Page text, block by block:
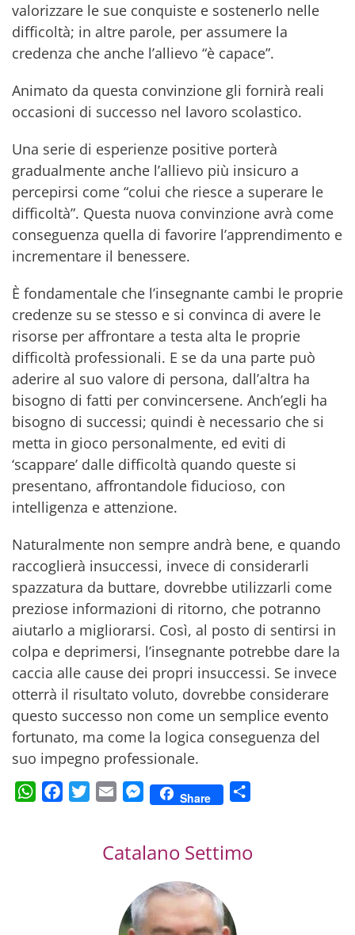
valorizzare le sue conquiste e sostenerlo nelle
difficoltà; in altre parole, per assumere la
credenza che anche l’allievo “è capace”.
Animato da questa convinzione gli fornirà reali
occasioni di successo nel lavoro scolastico.
Una serie di esperienze positive porterà
gradualmente anche l’allievo più insicuro a
percepirsi come “colui che riesce a superare le
difficoltà”. Questa nuova convinzione avrà come
conseguenza quella di favorire l’apprendimento e
incrementare il benessere.
È fondamentale che l’insegnante cambi le proprie
credenze su se stesso e si convinca di avere le
risorse per affrontare a testa alta le proprie
difficoltà professionali. E se da una parte può
aderire al suo valore di persona, dall’altra ha
bisogno di fatti per convincersene. Anch’egli ha
bisogno di successi; quindi è necessario che si
metta in gioco personalmente, ed eviti di
‘scappare’ dalle difficoltà quando queste si
presentano, affrontandole fiducioso, con
intelligenza e attenzione.
Naturalmente non sempre andrà bene, e quando
raccoglierà insuccessi, invece di considerarli
spazzatura da buttare, dovrebbe utilizzarli come
preziose informazioni di ritorno, che potranno
aiutarlo a migliorarsi. Così, al posto di sentirsi in
colpa e deprimersi, l’insegnante potrebbe dare la
caccia alle cause dei propri insuccessi. Se invece
otterrà il risultato voluto, dovrebbe considerare
questo successo non come un semplice evento
fortunato, ma come la logica conseguenza del
suo impegno professionale.
WhatsAppFacebookTwitterEmail Messenger
Share
Catalano Settimo